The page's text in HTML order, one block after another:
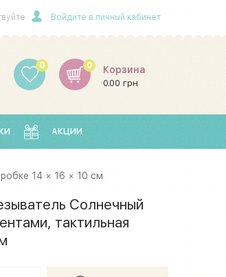
Войдите в личный кабинет
0 Корзина
0.00 грн
0
АКЦИИ
14 × 16 × 10 см
Солнечный
тактильная